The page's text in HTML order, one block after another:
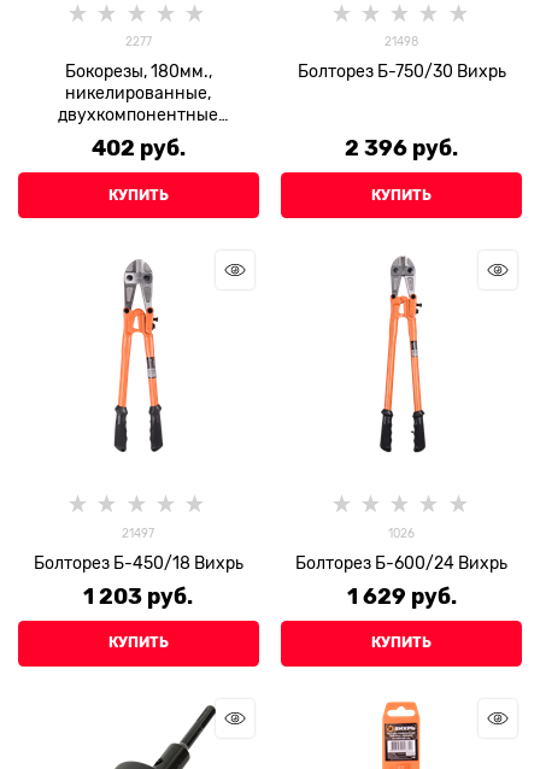
2277
Бокорезы, 180мм.,
никелированные,
двухкомпонентные
рукоятки, Вихрь
402 руб.
КУПИТЬ
21498
Болторез Б-750/30 Вихрь
2 396 руб.
КУПИТЬ
21497
Болторез Б-450/18 Вихрь
1 203 руб.
КУПИТЬ
1026
Болторез Б-600/24 Вихрь
1 629 руб.
КУПИТЬ